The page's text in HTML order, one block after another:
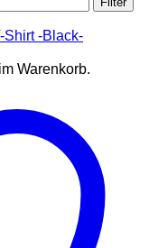
Warenkorb.